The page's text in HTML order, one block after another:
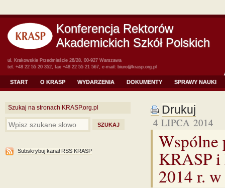
Konferencja Rektorów
Akademickich Szkół Polskich
ul. Krakowskie Przedmieście 26/28, 00-927 Warszawa
tel. +48 22 55 20 352, fax +48 22 55 21 567, e-mail: biuro@krasp.org.pl
START O KRASP WYDARZENIA DOKUMENTY SPRAWY NAUKI
Szukaj na stronach KRASP.org.pl
Subskrybuj kanał RSS KRASP
Drukuj
4 LIPCA 2014
Wspólne
KRASP i
2014 r. w